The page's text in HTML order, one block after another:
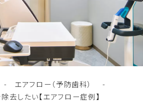
エアフロー（予防歯科）
去したい【エアフロー症例】